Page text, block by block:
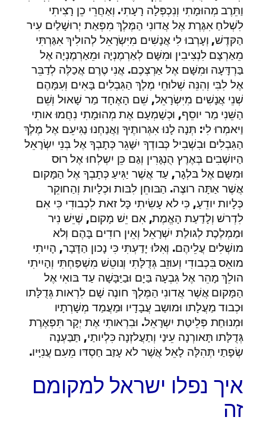
וַתֵּרֶב מְהוּמָתִי וְנִכְפְּלָה רָעָתִי. וְאַחֲרֵי כֵן רָצִיתִי
לִשְׁלחַ אִגֶּרֶת אֶל אֲדונִי הַמֶּלֶךְ מִפְּאַת יְרוּשָׁלַיִם עִיר
הַקּדֶשׁ, וְעָרְבוּ לִי אֲנָשִׁים מִיִּשְׂרָאֵל לְהולִיךְ אִגַּרְתִּי
מֵאַרְצָם לִנְצִיבִין וּמִשָּׁם לְאַרְמֶנְיָה וּמֵאַרְמֶנְיָה אֶל
בַּרְדָּעָה וּמִשָּׁם אֶל אַרְצְכֶם. אֲנִי טֶרֶם אֲכַלֶּה לְדַבֵּר
אֶל לִבִּי וְהִנֵּה שְׁלוּחֵי מֶלֶךְ הַגִּבְלִים בָּאִים וְעִמָּהֶם
שְׁנֵי אֲנָשִׁים מִיִּשְׂרָאֵל, שֵׁם הָאֶחָד מַר שָׁאוּל וְשֵׁם
הַשֵּׁנִי מַר יוסֵף, וּכְשָׁמְעָם אֶת מְהוּמָתִי נִחֲמוּ אותִי
וַיּאמְרוּ לִי: תְּנָה לָנוּ אִגְּרותֶיךָ וַאֲנַחְנוּ נַגִּיעֵם אֶל מֶלֶךְ
הַגִּבְלִים וּבִשְׁבִיל כְּבודְךָ יִשָּׁגֵר כְּתָבְךָ אֶל בְּנֵי יִשְׂרָאֵל
הַיּושְׁבִים בְּאֶרֶץ הֻנְגָּרִין וְגַם כֵּן יִשְלְחוּ אֶל רוּס
וּמִשָּם אֶל בּלְגָר, עַד אֲשֶׁר יַגִּיעַ כְּתָבְךָ אֶל הַמָּקום
אֲשֶׁר אַתָּה רוצֶה. הַבּוחֵן לִבּות וּכְלָיות וְהַחוקֵר
כְּלָיות יודֵעַ, כִּי לא עָשִׂיתִי כָּל זאת לִכְבודִי כִּי אִם
לִדְרשׁ וְלָדַעַת הָאֱמֶת, אִם יֵשׁ מָקום, שֶׁיֵּשׁ נִיר
וּמַמְלֶכֶת לְגולַת יִשְׁרָאֵל וְאֵין רודִים בָּהֶם וְלא
מושְׁלִים עֲלֵיהֶם. וְאִלּוּ יָדַעְתִּי כִּי נָכון הַדָּבָר, הָיִיתִי
מואֵס בִּכְבודִי וְעוזֵב גְּדֻלָּתִי וְנוטֵשׁ מִשְׁפַּחְתִּי וְהָיִיתִי
הולֵךְ מָהֵר אֶל גִּבְעָה בַּיָם וּבַיַּבָּשָׁה עַד בּואִי אֶל
הַמָּקום אֲשֶׁר אֲדונִי הַמֶּלֶךְ חונֶה שָׁם לִרְאות גְּדֻלָּתו
וּכְבוד מַעֲלָתו וּמושַב עֲבָדָיו וּמַעֲמַד מְשָׁרְתָיו
וּמְנוּחַת פְּלֵיטַת יִשְרָאֵל. וּבִרְאותִי אֶת יְקָר תִּפְאֶרֶת
גְּדֻלָּתו תָּאורְנָה עֵינַי וְתַעֲלזְנָה כִּלְיותַי, תַּבַּעְנָה
שְׂפָתַי תְּהִלָּה לָאֵל אֲשֶׁר לא עָזַב חַסְדּו מֵעִם עֲנִיָּיו.
איך נפלו ישראל למקומם
זה